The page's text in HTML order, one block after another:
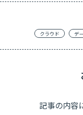
クラウド デ
記事の内容